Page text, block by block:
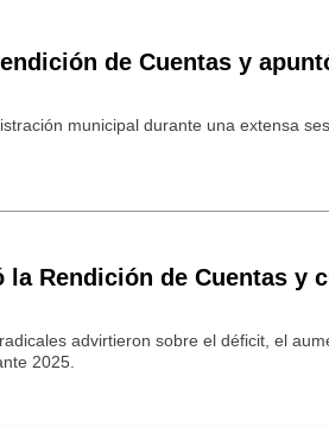
de Cuentas y
municipal durante una extensa
la Rendición de Cuentas y
advirtieron sobre el déficit, el
2025.